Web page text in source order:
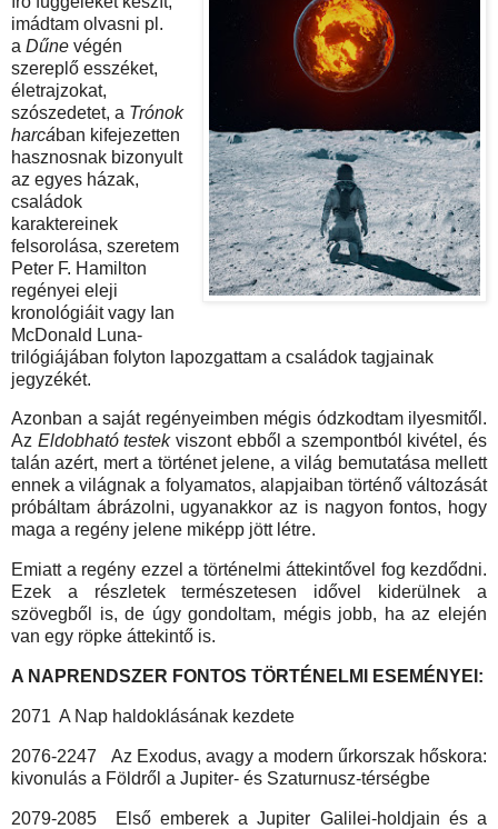
imádtam olvasni pl.
a Dűne végén
szereplő esszéket,
életrajzokat,
szószedetet, a Trónok
harcában kifejezetten
hasznosnak bizonyult
az egyes házak,
családok
karaktereinek
felsorolása, szeretem
Peter F. Hamilton
regényei eleji
kronológiáit vagy Ian
McDonald Luna-
trilógiájában folyton lapozgattam a családok tagjainak
jegyzékét.
Azonban a saját regényeimben mégis ódzkodtam ilyesmitől.
Az Eldobható testekviszont ebből a szempontból kivétel, és
talán azért, mert a történet jelene, a világ bemutatása mellett
ennek a világnak a folyamatos, alapjaiban történő változását
próbáltam ábrázolni, ugyanakkor az is nagyon fontos, hogy
maga a regény jelene miképp jött létre.
Emiatt a regény ezzel a történelmi áttekintővel fog kezdődni.
Ezek a részletek természetesen idővel kiderülnek a
szövegből is, de úgy gondoltam, mégis jobb, ha az elején
van egy röpke áttekintő is.
A NAPRENDSZER FONTOS TÖRTÉNELMI ESEMÉNYEI:
2071 A Nap haldoklásának kezdete
2076-2247 Az Exodus, avagy a modern űrkorszak hőskora:
kivonulás a Földről a Jupiter- és Szaturnusz-térségbe
2079-2085 Első emberek a Jupiter Galilei-holdjain és a